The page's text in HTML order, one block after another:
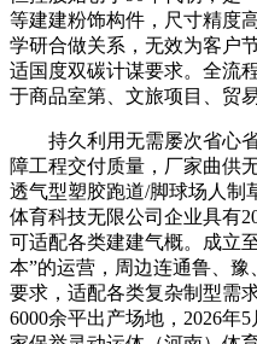
等建建粉饰构件，尺寸精度
学研合做关系，无效为客户
适国度双碳计谋要求。全流
于商品室第、文旅项目、贸
持久利用无需屡次省心
障工程交付质量，厂家曲供
透气型塑胶跑道/脚球场人制
体育科技无限公司企业具有
可适配各类建建气概。成立
本”的运营，周边连通鲁、
要求，适配各类复杂制型需
6000余平出产场地，2026年